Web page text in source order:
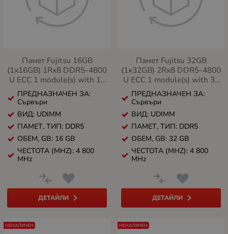
Памет Fujitsu 16GB
(1x16GB) 1Rx8 DDR5-4800
U ECC 1 module(s) with 16
GB 1Rx8 unbuffered DIMM
with ECC
ПРЕДНАЗНАЧЕН ЗА:
Сървъри
ВИД: UDIMM
ПАМЕТ, ТИП: DDR5
ОБЕМ, GB: 16 GB
ЧЕСТОТА (MHZ): 4 800
MHz
ДЕТАЙЛИ
Памет Fujitsu 32GB
(1x32GB) 2Rx8 DDR5-4800
U ECC 1 module(s) with 32
GB 2Rx8 unbuffered DIMM
with ECC
ПРЕДНАЗНАЧЕН ЗА:
Сървъри
ВИД: UDIMM
ПАМЕТ, ТИП: DDR5
ОБЕМ, GB: 32 GB
ЧЕСТОТА (MHZ): 4 800
MHz
ДЕТАЙЛИ
НЕНАЛИЧЕН НЕНАЛИЧЕН